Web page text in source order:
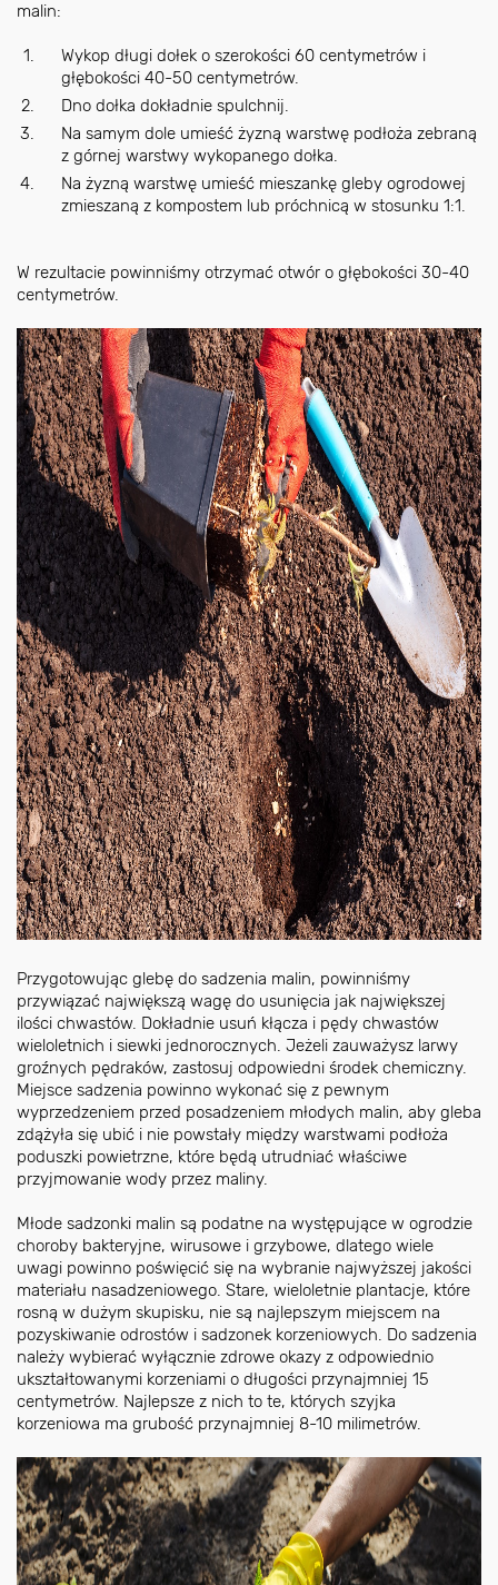
malin:
Wykop długi dołek o szerokości 60 centymetrów i
głębokości 40-50 centymetrów.
Dno dołka dokładnie spulchnij.
Na samym dole umieść żyzną warstwę podłoża zebraną
z górnej warstwy wykopanego dołka.
Na żyzną warstwę umieść mieszankę gleby ogrodowej
zmieszaną z kompostem lub próchnicą w stosunku 1:1.
W rezultacie powinniśmy otrzymać otwór o głębokości 30-40
centymetrów.
Przygotowując glebę do sadzenia malin, powinniśmy
przywiązać największą wagę do usunięcia jak największej
ilości chwastów. Dokładnie usuń kłącza i pędy chwastów
wieloletnich i siewki jednorocznych. Jeżeli zauważysz larwy
groźnych pędraków, zastosuj odpowiedni środek chemiczny.
Miejsce sadzenia powinno wykonać się z pewnym
wyprzedzeniem przed posadzeniem młodych malin, aby gleba
zdążyła się ubić i nie powstały między warstwami podłoża
poduszki powietrzne, które będą utrudniać właściwe
przyjmowanie wody przez maliny.
Młode sadzonki malin są podatne na występujące w ogrodzie
choroby bakteryjne, wirusowe i grzybowe, dlatego wiele
uwagi powinno poświęcić się na wybranie najwyższej jakości
materiału nasadzeniowego. Stare, wieloletnie plantacje, które
rosną w dużym skupisku, nie są najlepszym miejscem na
pozyskiwanie odrostów i sadzonek korzeniowych. Do sadzenia
należy wybierać wyłącznie zdrowe okazy z odpowiednio
ukształtowanymi korzeniami o długości przynajmniej 15
centymetrów. Najlepsze z nich to te, których szyjka
korzeniowa ma grubość przynajmniej 8-10 milimetrów.